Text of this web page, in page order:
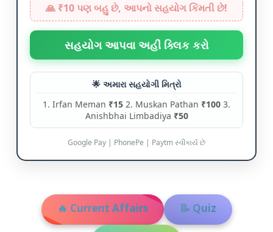
🙏 ₹10 પણ બહુ છે, આપનો સહયોગ કિંમતી છે!
સહયોગ આપવા અહીં ક્લિક કરો
🌟 અમારા સહયોગી મિત્રો
1. Irfan Meman ₹15 2. Muskan Pathan ₹100 3.
Anishbhai Limbadiya ₹50
Google Pay | PhonePe | Paytm સ્વીકાર્ય છે
🔥 Current Affairs 📝 Quiz